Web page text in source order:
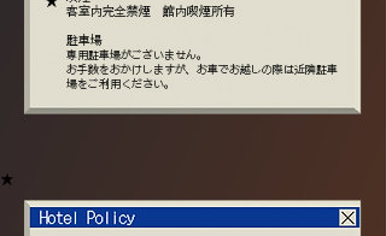
客室内完全禁煙 館内喫煙所有
駐車場
専用駐車場がございません。
お手数をおかけしますが、お車でお越しの際は近隣駐車
場をご利用ください。
★